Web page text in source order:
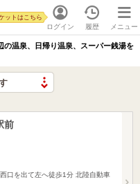
ログイン
ットはこちら
履歴 メニュー
の温泉、日帰り温泉、スーパー銭湯を
前
口を出て左へ徒歩1分 北陸自動車